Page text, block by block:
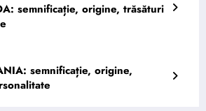
semnificație, origine, trăsături
semnificație, origine,